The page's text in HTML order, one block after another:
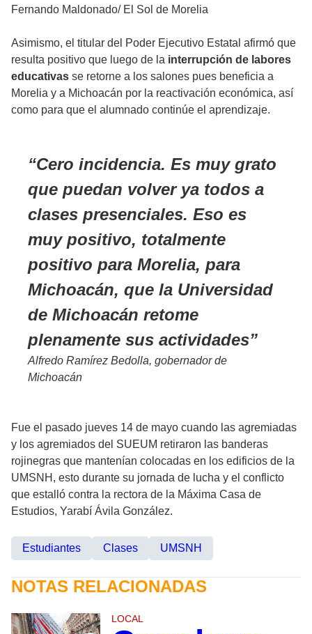
Fernando Maldonado/ El Sol de Morelia
Asimismo, el titular del Poder Ejecutivo Estatal afirmó que
resulta positivo que luego de la interrupción de labores
educativas se retorne a los salones pues beneficia a
Morelia y a Michoacán por la reactivación económica, así
como para que el alumnado continúe el aprendizaje.
Cero incidencia. Es muy grato
que puedan volver ya todos a
clases presenciales. Eso es
muy positivo, totalmente
positivo para Morelia, para
Michoacán, que la Universidad
de Michoacán retome
plenamente sus actividades
Alfredo Ramírez Bedolla, gobernador de
Michoacán
Fue el pasado jueves 14 de mayo cuando las agremiadas
y los agremiados del SUEUM retiraron las banderas
rojinegras que mantenían colocadas en los edificios de la
UMSNH, esto durante su jornada de lucha y el conflicto
que estalló contra la rectora de la Máxima Casa de
Estudios, Yarabí Ávila González.
Estudiantes Clases UMSNH
NOTAS RELACIONADAS
LOCAL